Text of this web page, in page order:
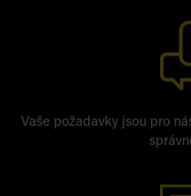
Vaše požadavky jsou pro